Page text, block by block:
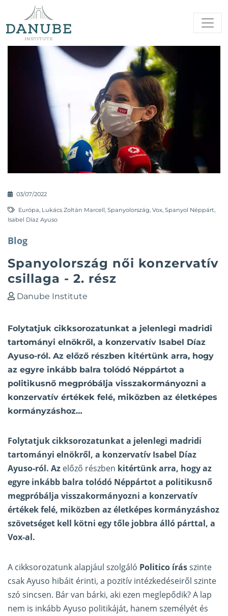
03/07/2022
Európa, Lukács Zoltán Marcell, Spanyolország, Vox, Spanyol Néppárt,
Isabel Díaz Ayuso
Blog
Spanyolország női konzervatív
csillaga - 2. rész
Danube Institute
Folytatjuk cikksorozatunkat a jelenlegi madridi
tartományi elnökről, a konzervatív Isabel Díaz
Ayuso-ról. Az előző részben kitértünk arra, hogy
az egyre inkább balra tolódó Néppártot a
politikusnő megpróbálja visszakormányozni a
konzervatív értékek felé, miközben az életképes
kormányzáshoz…
Folytatjuk cikksorozatunkat a jelenlegi madridi
tartományi elnökről, a konzervatív Isabel Díaz
Ayuso-ról. Az előző részben kitértünk arra, hogy az
egyre inkább balra tolódó Néppártot a politikusnő
megpróbálja visszakormányozni a konzervatív
értékek felé, miközben az életképes kormányzáshoz
szövetséget kell kötni egy tőle jobbra álló párttal, a
Vox-al.
A cikksorozatunk alapjául szolgáló Politico írásszinte
csak Ayuso hibáit érinti, a pozitív intézkedéseiről szinte
szó sincsen. Bár van bárki, aki ezen meglepődik? A lap
nem is inkább Ayuso politikáját, hanem személyét és